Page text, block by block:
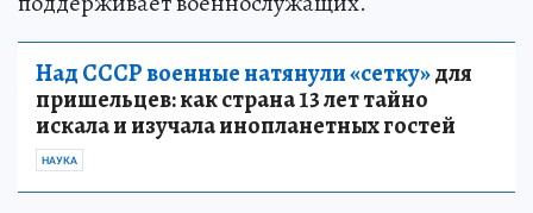
Над СССР военные натянули «сетку»для
пришельцев: как страна 13 лет тайно
искала и изучала инопланетных гостей
НАУКА